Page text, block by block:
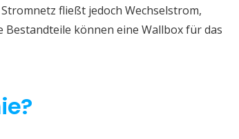
fließt jedoch Wechselstrom,
können eine Wallbox für das